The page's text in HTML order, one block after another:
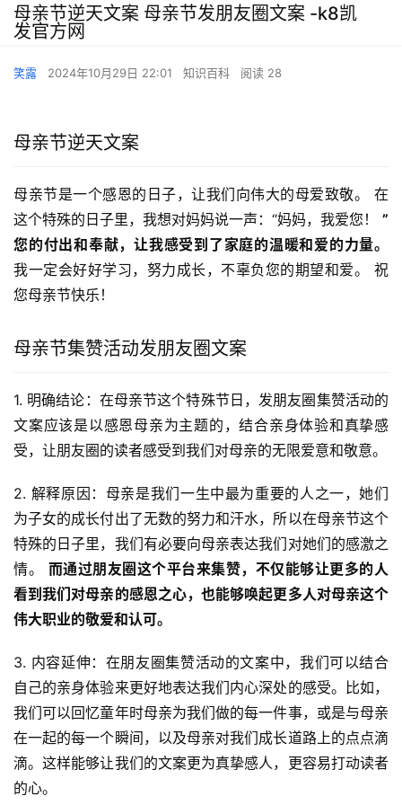
母亲节逆天文案 母亲节发朋友圈文案 -k8凯
发官方网
笑露 2024年10月29日 22:01 知识百科 阅读 28
母亲节逆天文案
母亲节是一个感恩的日子，让我们向伟大的母爱致敬。 在
这个特殊的日子里，我想对妈妈说一声：“妈妈，我爱您！ ”
您的付出和奉献，让我感受到了家庭的温暖和爱的力量。
我一定会好好学习，努力成长，不辜负您的期望和爱。 祝
您母亲节快乐！
母亲节集赞活动发朋友圈文案
1. 明确结论：在母亲节这个特殊节日，发朋友圈集赞活动的
文案应该是以感恩母亲为主题的，结合亲身体验和真挚感
受，让朋友圈的读者感受到我们对母亲的无限爱意和敬意。
2. 解释原因：母亲是我们一生中最为重要的人之一，她们
为子女的成长付出了无数的努力和汗水，所以在母亲节这个
特殊的日子里，我们有必要向母亲表达我们对她们的感激之
情。 而通过朋友圈这个平台来集赞，不仅能够让更多的人
看到我们对母亲的感恩之心，也能够唤起更多人对母亲这个
伟大职业的敬爱和认可。
3. 内容延伸：在朋友圈集赞活动的文案中，我们可以结合
自己的亲身体验来更好地表达我们内心深处的感受。比如，
我们可以回忆童年时母亲为我们做的每一件事，或是与母亲
在一起的每一个瞬间，以及母亲对我们成长道路上的点点滴
滴。这样能够让我们的文案更为真挚感人，更容易打动读者
的心。